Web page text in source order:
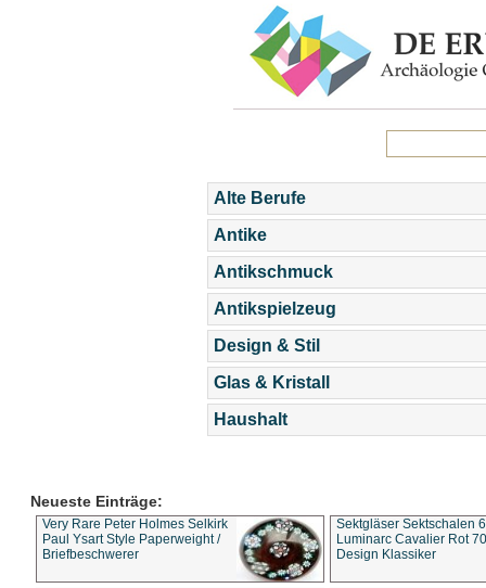
Alte Berufe
Antike
Antikschmuck
Antikspielzeug
Design & Stil
Glas & Kristall
Haushalt
Neueste Einträge:
Very Rare Peter Holmes Selkirk
Paul Ysart Style Paperweight /
Briefbeschwerer
Sektgläser Sektschalen
Luminarc Cavalier Rot
Design Klassiker